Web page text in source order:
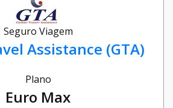
Seguro Viagem
Assistance (GTA)
Plano
Euro Max